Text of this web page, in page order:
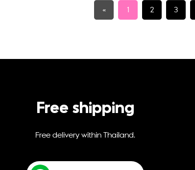
« 1 2 3
Free shipping
Free delivery within Thailand.